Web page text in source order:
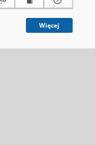
Więcej